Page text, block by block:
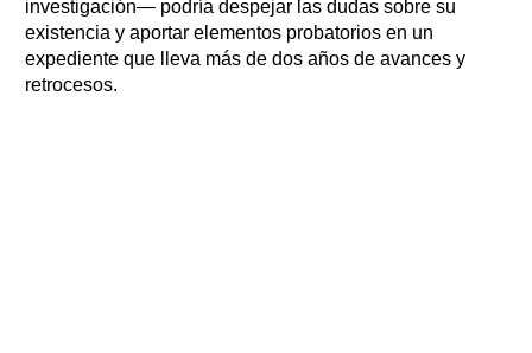
investigación— podría despejar las dudas sobre su
existencia y aportar elementos probatorios en un
expediente que lleva más de dos años de avances y
retrocesos.